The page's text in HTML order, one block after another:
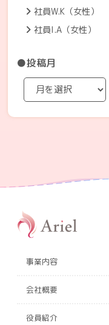
社員W.K（女性）
社員I.A（女性）
●投稿月
事業内容
会社概要
役員紹介